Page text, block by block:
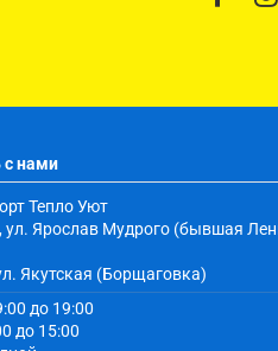
с нами
Тепло Уют
ул. Ярослав Мудрого (бывшая
Якутская (Борщаговка)
до 19:00
до 15:00